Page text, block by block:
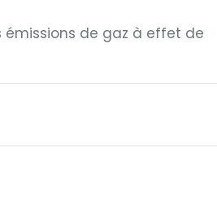
émissions de gaz à effet de